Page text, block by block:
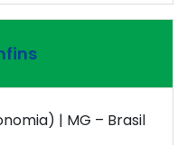
| MG – Brasil